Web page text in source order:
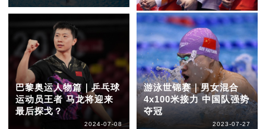
巴黎奥运人物篇｜乒乓球
运动员王者 马龙将迎来
最后探戈？
2024-07-08
游泳世锦赛｜男女混合
4x100米接力 中国队强势
夺冠
2023-07-27